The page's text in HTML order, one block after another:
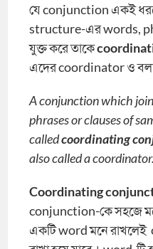
যে conjunction একই
structure-এর words,
যুক্ত করে তাকে
এদের coordinator ও বলা
A conjunction which
phrases or clauses of
calledcoordinating
also called a coordinator.
Coordinating
conjunction-কে সহজে
একটি word মনে